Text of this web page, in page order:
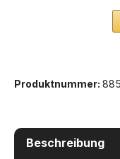
Produktnummer:
Beschreibung